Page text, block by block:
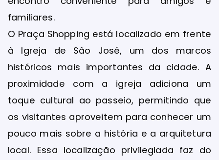
familiares.
O Praça Shopping está localizado em frente
à Igreja de São José, um dos marcos
históricos mais importantes da cidade. A
proximidade com a igreja adiciona um
toque cultural ao passeio, permitindo que
os visitantes aproveitem para conhecer um
pouco mais sobre a história e a arquitetura
local. Essa localização privilegiada faz do